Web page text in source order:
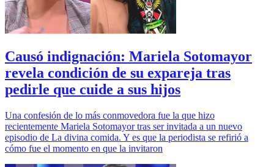
Causó indignación: Mariela Sotomayor
revela condición de su expareja tras
pedirle que cuide a sus hijos
Una confesión de lo más conmovedora fue la que hizo
recientemente Mariela Sotomayor tras ser invitada a un nuevo
episodio de La divina comida. Y es que la periodista se refirió a
cómo fue el momento en que la invitaron